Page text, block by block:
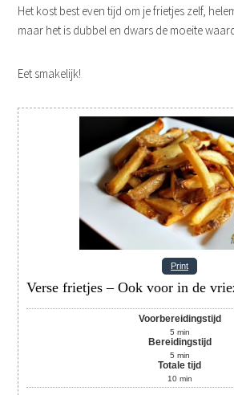
Het kost best even tijd om je frietjes zelf,
maar het is dubbel en dwars de moeite
Eet smakelijk!
Print
Verse frietjes – Ook voor in de
Voorbereidingstijd
5 min
Bereidingstijd
5 min
Totale tijd
10 min